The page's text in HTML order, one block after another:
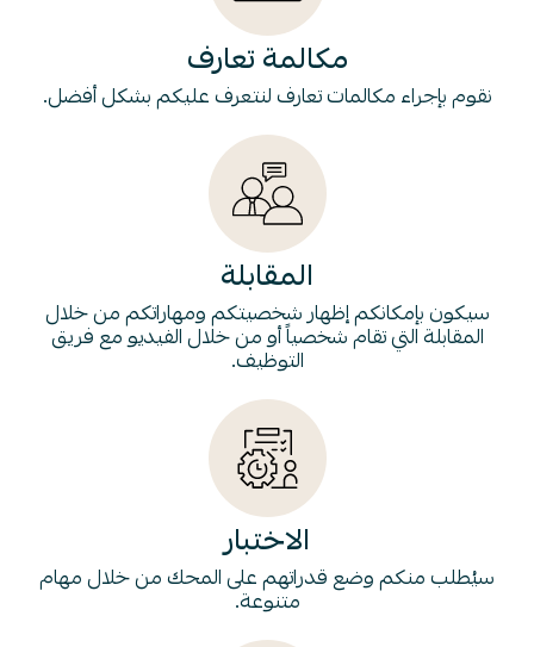
مكالمة تعارف
نقوم بإجراء مكالمات تعارف لنتعرف عليكم بشكل أفضل.
المقابلة
سيكون بإمكانكم إظهار شخصيتكم ومهاراتكم من خلال
المقابلة التي تقام شخصياً أو من خلال الفيديو مع فريق
التوظيف.
الاختبار
سيُطلب منكم وضع قدراتهم على المحك من خلال مهام
متنوعة.